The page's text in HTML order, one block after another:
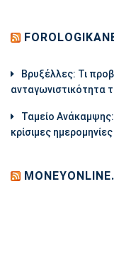
Βρυξέλλες: Τι
ανταγωνιστικότητα
Ταμείο Ανάκαμψης:
κρίσιμες ημερομηνίες